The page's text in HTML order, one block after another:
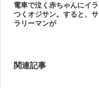
電車で泣く赤ちゃんにイラ
つくオジサン。すると、サ
ラリーマンが
関連記事